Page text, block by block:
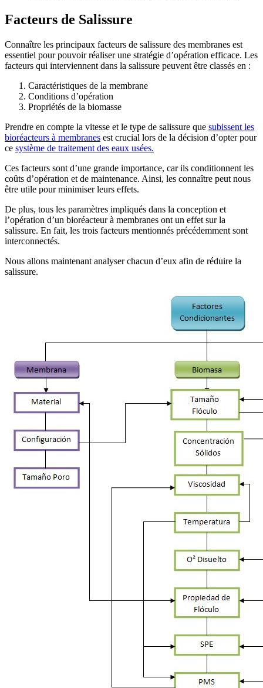
Facteurs de Salissure
Connaître les principaux facteurs de salissure des membranes est
essentiel pour pouvoir réaliser une stratégie d’opération efficace. Les
facteurs qui interviennent dans la salissure peuvent être classés en :
Caractéristiques de la membrane
Conditions d’opération
Propriétés de la biomasse
Prendre en compte la vitesse et le type de salissure que subissent les
bioréacteurs à membranes est crucial lors de la décision d’opter pour
ce système de traitement des eaux usées.
Ces facteurs sont d’une grande importance, car ils conditionnent les
coûts d’opération et de maintenance. Ainsi, les connaître peut nous
être utile pour minimiser leurs effets.
De plus, tous les paramètres impliqués dans la conception et
l’opération d’un bioréacteur à membranes ont un effet sur la
salissure. En fait, les trois facteurs mentionnés précédemment sont
interconnectés.
Nous allons maintenant analyser chacun d’eux afin de réduire la
salissure.